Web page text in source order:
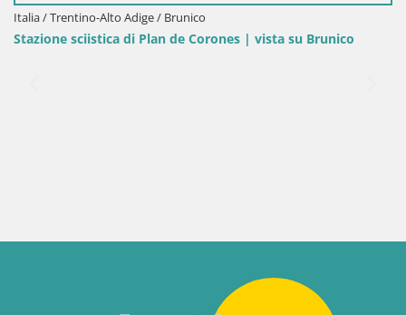
Italia / Trentino-Alto Adige / Brunico
Stazione sciistica di Plan de Corones | vista su Brunico